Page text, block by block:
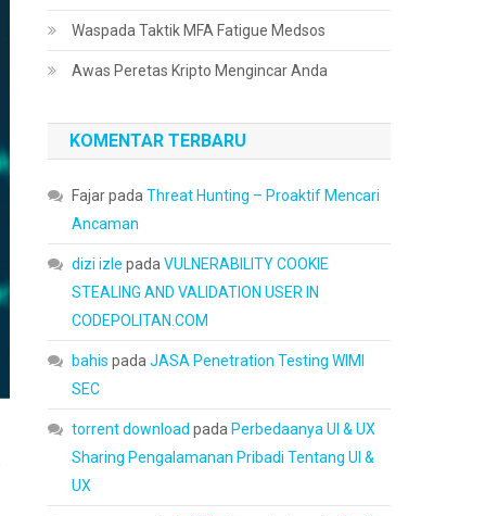
Waspada Taktik MFA Fatigue Medsos
Awas Peretas Kripto Mengincar Anda
KOMENTAR TERBARU
FajarpadaThreat Hunting – Proaktif Mencari
Ancaman
dizi izle padaVULNERABILITY COOKIE
STEALING AND VALIDATION USER IN
CODEPOLITAN.COM
bahis padaJASA Penetration Testing WIMI
SEC
torrent download pada Perbedaanya UI & UX
Sharing Pengalamanan Pribadi Tentang UI &
UX